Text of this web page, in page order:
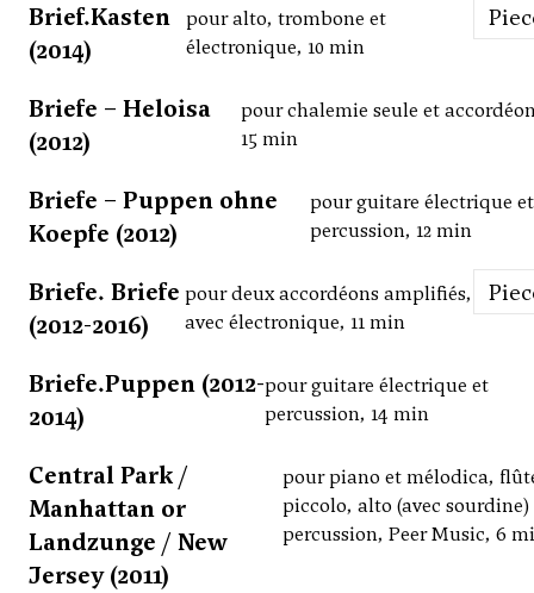
Brief.Kasten
(2014)
pour alto, trombone et
électronique, 10 min
Briefe – Heloisa
(2012)
pour chalemie seule et
15 min
Briefe – Puppen ohne
Koepfe (2012)
pour guitare électrique et
percussion, 12 min
Briefe. Briefe
(2012-2016)
pour deux accordéons amplifiés,
avec électronique, 11 min
Briefe.Puppen (2012-
2014)
pour guitare électrique et
percussion, 14 min
Central Park /
Manhattan or
Landzunge / New
Jersey (2011)
pour piano et mélodica,
piccolo, alto (avec sourdine)
percussion, Peer Music, 6